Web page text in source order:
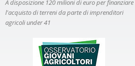
A disposizione 120 milioni di euro per finanziare
l'acquisto di terreni da parte di imprenditori
agricoli under 41